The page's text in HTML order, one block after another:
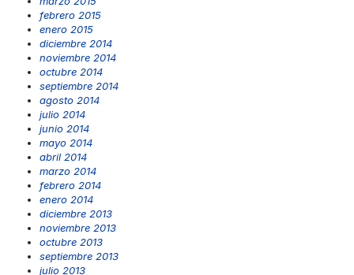
febrero 2015
enero 2015
diciembre 2014
noviembre 2014
octubre 2014
septiembre 2014
agosto 2014
julio 2014
junio 2014
mayo 2014
abril 2014
marzo 2014
febrero 2014
enero 2014
diciembre 2013
noviembre 2013
octubre 2013
septiembre 2013
julio 2013